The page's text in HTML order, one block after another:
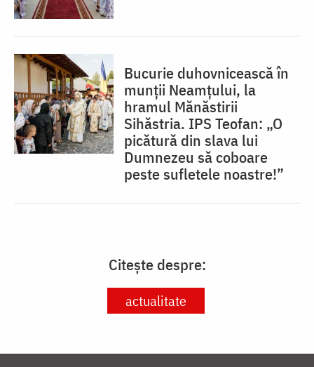
Bucurie duhovnicească în
munții Neamțului, la
hramul Mănăstirii
Sihăstria. IPS Teofan: „O
picătură din slava lui
Dumnezeu să coboare
peste sufletele noastre!”
Citește despre:
actualitate